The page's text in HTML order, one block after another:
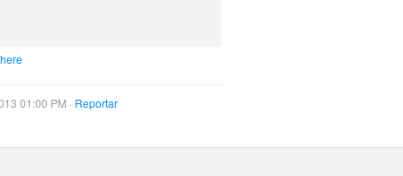
01:00 PM · Reportar